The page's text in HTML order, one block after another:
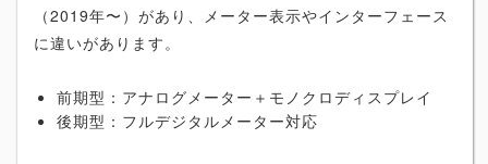
（2019年〜）があり、メーター表示やインターフェース
に違いがあります。
前期型：アナログメーター＋モノクロディスプレイ
後期型：フルデジタルメーター対応